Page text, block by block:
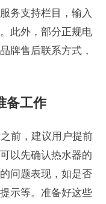
务支持栏目，输入
此外，部分正规电
牌售后联系方式，
备工作
前，建议用户提前
以先确认热水器的
问题表现，如是否
示等。准备好这些